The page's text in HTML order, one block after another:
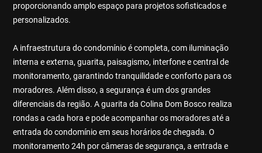
proporcionando amplo espaço para projetos sofisticados e
personalizados.
A infraestrutura do condomínio é completa, com iluminação
interna e externa, guarita, paisagismo, interfone e central de
monitoramento, garantindo tranquilidade e conforto para os
moradores. Além disso, a segurança é um dos grandes
diferenciais da região. A guarita da Colina Dom Bosco realiza
rondas a cada hora e pode acompanhar os moradores até a
entrada do condomínio em seus horários de chegada. O
monitoramento 24h por câmeras de segurança, a entrada e